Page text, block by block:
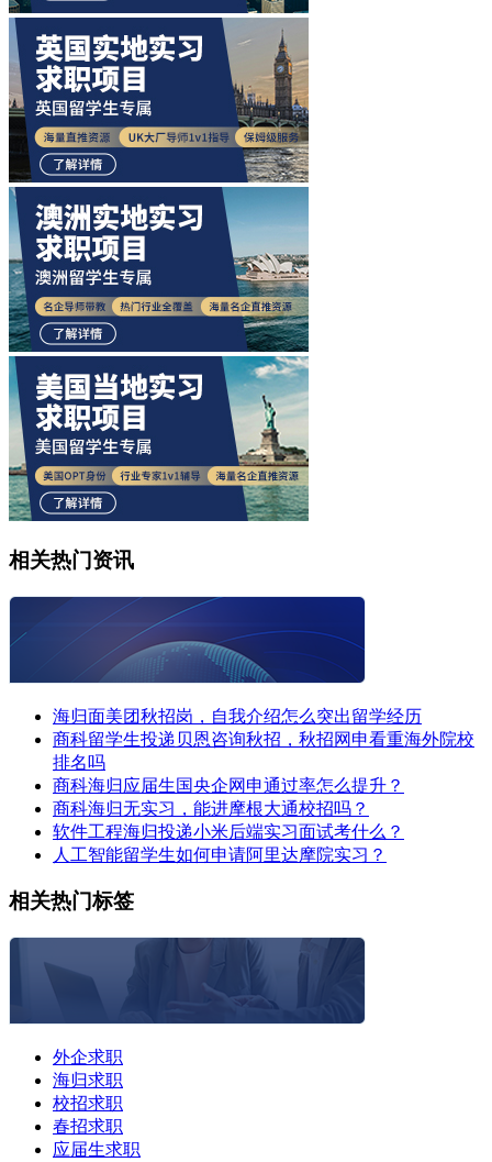
相关热门资讯
海归面美团秋招岗，自我介绍怎么突出留学经历
商科留学生投递贝恩咨询秋招，秋招网申看重海外院校
排名吗
商科海归应届生国央企网申通过率怎么提升？
商科海归无实习，能进摩根大通校招吗？
软件工程海归投递小米后端实习面试考什么？
人工智能留学生如何申请阿里达摩院实习？
相关热门标签
外企求职
海归求职
校招求职
春招求职
应届生求职